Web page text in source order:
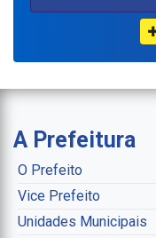
A Prefeitura
O Prefeito
Vice Prefeito
Unidades Municipais